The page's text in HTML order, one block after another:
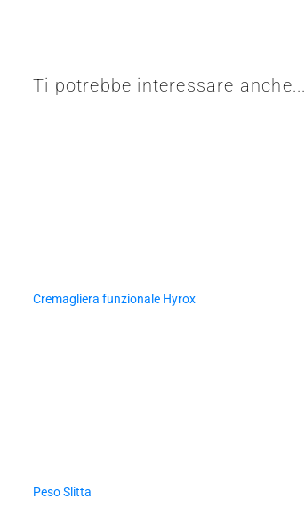
Ti potrebbe interessare anche...
Cremagliera funzionale Hyrox
Peso Slitta